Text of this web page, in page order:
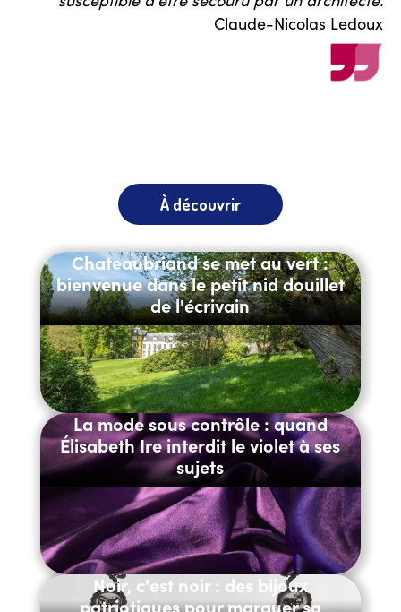
Claude-Nicolas Ledoux
À découvrir
Chateaubriand se met au vert :
bienvenue dans le petit nid douillet
de l'écrivain
La mode sous contrôle : quand
Élisabeth Ire interdit le violet à ses
sujets
Noir, c'est noir : des bijoux
patriotiques pour marquer sa